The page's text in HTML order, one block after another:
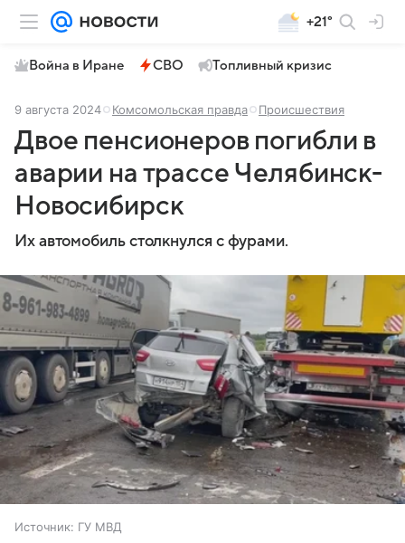
+21°
Война в Иране СВО Топливный кризис
9 августа 2024 Комсомольская правда Происшествия
Двое пенсионеров погибли в
аварии на трассе Челябинск-
Новосибирск
Их автомобиль столкнулся с фурами.
Источник: ГУ МВД